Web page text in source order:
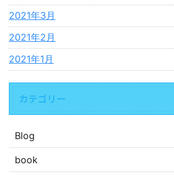
2021年3月
2021年2月
2021年1月
カテゴリー
Blog
book